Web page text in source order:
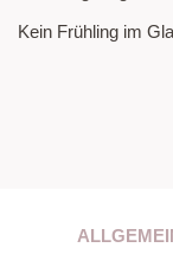
Kein Frühling im